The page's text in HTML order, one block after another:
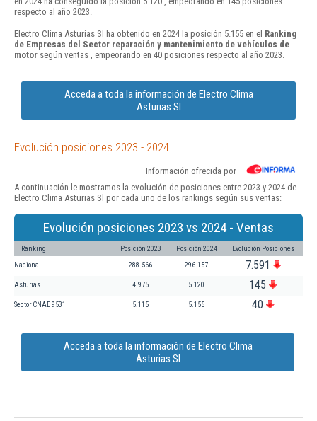
respecto al año 2023.
Electro Clima Asturias Sl ha obtenido en 2024 la posición 5.155 en el Ranking
de Empresas del Sector reparación y mantenimiento de vehículos de
motor según ventas , empeorando en 40 posiciones respecto al año 2023.
Acceda a toda la información de Electro Clima
Asturias Sl
Evolución posiciones 2023 - 2024
Información ofrecida por
A continuación le mostramos la evolución de posiciones entre 2023 y 2024 de
Electro Clima Asturias Sl por cada uno de los rankings según sus ventas:
Evolución posiciones 2023 vs 2024 - Ventas
Ranking Posición 2023 Posición 2024 Evolución Posiciones
Nacional 288.566 296.157 7.591
Asturias 4.975 5.120 145
Sector CNAE 9531 5.115 5.155 40
Acceda a toda la información de Electro Clima
Asturias Sl